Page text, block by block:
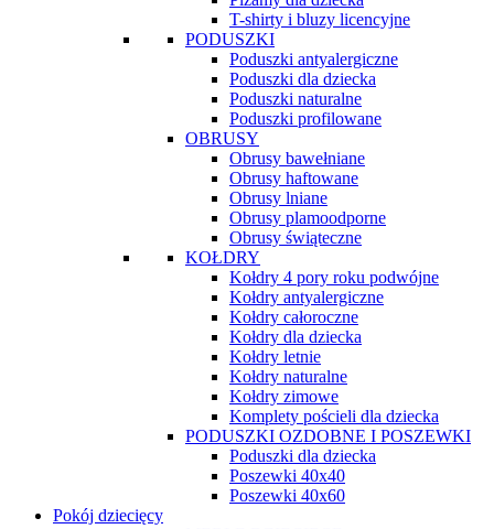
T-shirty i bluzy licencyjne
PODUSZKI
Poduszki antyalergiczne
Poduszki dla dziecka
Poduszki naturalne
Poduszki profilowane
OBRUSY
Obrusy bawełniane
Obrusy haftowane
Obrusy lniane
Obrusy plamoodporne
Obrusy świąteczne
KOŁDRY
Kołdry 4 pory roku podwójne
Kołdry antyalergiczne
Kołdry całoroczne
Kołdry dla dziecka
Kołdry letnie
Kołdry naturalne
Kołdry zimowe
Komplety pościeli dla dziecka
PODUSZKI OZDOBNE I POSZEWKI
Poduszki dla dziecka
Poszewki 40x40
Poszewki 40x60
Pokój dziecięcy